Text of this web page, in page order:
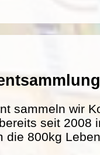
sammeln wir
seit 2008
die 800kg